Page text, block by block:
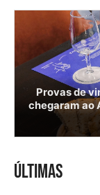
Provas de
chegaram ao
ÚLTIMAS